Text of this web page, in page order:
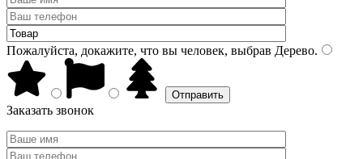
Пожалуйста, докажите, что вы человек, выбрав Дерево.
Заказать звонок